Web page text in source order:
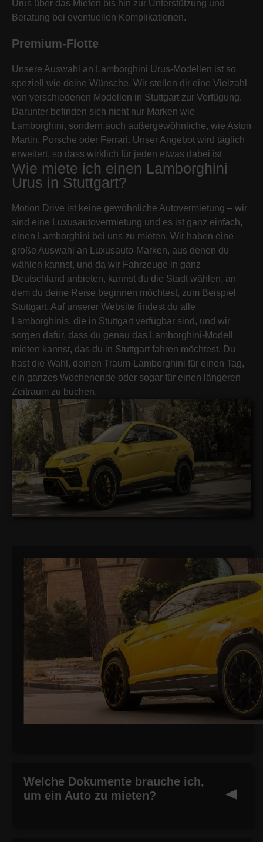
Urus über das Mieten bis hin zur Unterstützung und
Beratung bei eventuellen Komplikationen.
Premium-Flotte
Unsere Auswahl an Lamborghini Urus-Modellen ist so
speziell wie deine Wünsche. Wir stellen dir eine Vielzahl
von verschiedenen Modellen in Stuttgart zur Verfügung.
Darunter befinden sich nicht nur Marken wie
Lamborghini, sondern auch außergewöhnliche, wie Aston
Martin, Porsche oder Ferrari. Unser Angebot wird täglich
erweitert, so dass wirklich für jeden etwas dabei ist
Wie miete ich einen Lamborghini
Urus in Stuttgart?
Motion Drive ist keine gewöhnliche Autovermietung – wir
sind eine Luxusautovermietung und es ist ganz einfach,
einen Lamborghini bei uns zu mieten. Wir haben eine
große Auswahl an Luxusauto-Marken, aus denen du
wählen kannst, und da wir Fahrzeuge in ganz
Deutschland anbieten, kannst du die Stadt wählen, an
dem du deine Reise beginnen möchtest, zum Beispiel
Stuttgart. Auf unserer Website findest du alle
Lamborghinis, die in Stuttgart verfügbar sind, und wir
sorgen dafür, dass du genau das Lamborghini-Modell
mieten kannst, das du in Stuttgart fahren möchtest. Du
hast die Wahl, deinen Traum-Lamborghini für einen Tag,
ein ganzes Wochenende oder sogar für einen längeren
Zeitraum zu buchen.
Welche Dokumente brauche ich,
um ein Auto zu mieten?